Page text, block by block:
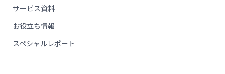
サービス資料
お役立ち情報
スペシャルレポート